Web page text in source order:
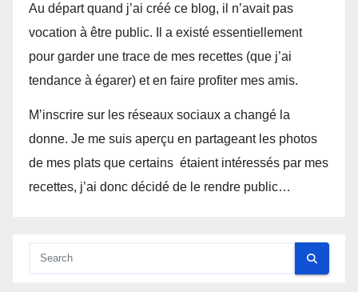
Au départ quand j’ai créé ce blog, il n’avait pas
vocation à être public. Il a existé essentiellement
pour garder une trace de mes recettes (que j’ai
tendance à égarer) et en faire profiter mes amis.
M’inscrire sur les réseaux sociaux a changé la
donne. Je me suis aperçu en partageant les photos
de mes plats que certains étaient intéressés par mes
recettes, j’ai donc décidé de le rendre public…